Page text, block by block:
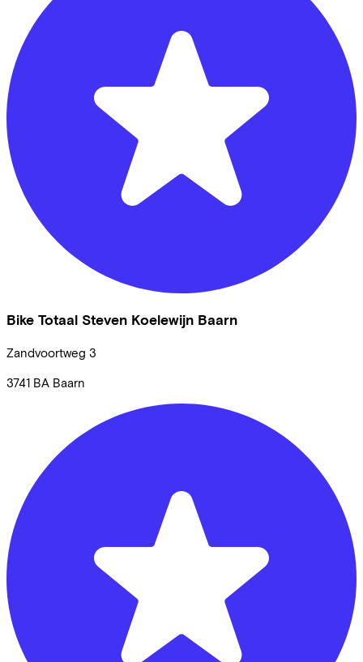
Bike Totaal Steven Koelewijn Baarn
Zandvoortweg 3
3741 BA Baarn